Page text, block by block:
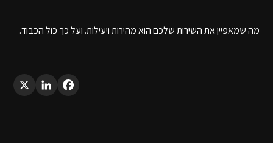
מה שמאפיין את השירות שלכם הוא מהירות ויעילות. ועל כך כול הכבוד.
Facebook
LinkedIn
X